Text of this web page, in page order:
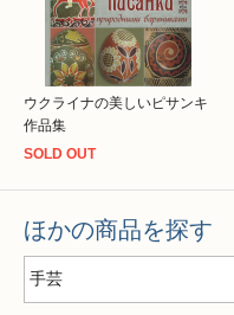
ウクライナの美しいピサンキ
作品集
SOLD OUT
ほかの商品を探す